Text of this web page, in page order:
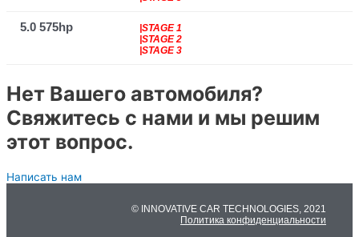
5.0 575hp
|STAGE 1
|STAGE 2
|STAGE 3
Нет Вашего автомобиля?
Свяжитесь с нами и мы решим
этот вопрос.
Написать нам
© INNOVATIVE CAR TECHNOLOGIES, 2021
Политика конфиденциальности